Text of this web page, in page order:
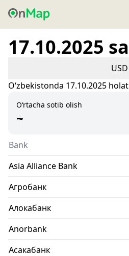
17.10.2025
USD
Oʻzbekistonda 17.10.2025
O‘rtacha sotib olish
~
Bank
Asia Alliance Bank
Агробанк
Алокабанк
Anorbank
Асакабанк